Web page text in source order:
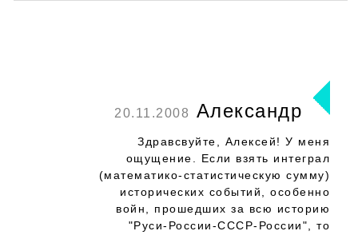
20.11.2008 Александр
Здравсвуйте, Алексей! У меня
ощущение. Если взять интеграл
(математико-статистическую сумму)
исторических событий, особенно
войн, прошедших за всю историю
"Руси-России-СССР-России", то